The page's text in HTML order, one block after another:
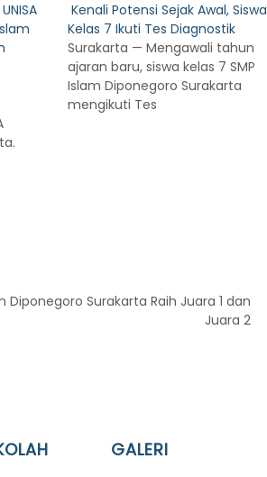
Kenali Potensi Sejak Awal, Siswa
Kelas 7 Ikuti Tes Diagnostik
Surakarta — Mengawali tahun
ajaran baru, siswa kelas 7 SMP
Islam Diponegoro Surakarta
mengikuti Tes
Diponegoro Surakarta Raih Juara 1 dan
Juara 2
GALERI